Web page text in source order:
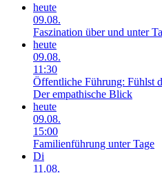
heute
09.08.
Faszination über und unter
heute
09.08.
11:30
Öffentliche Führung: Fühlst
Der empathische Blick
heute
09.08.
15:00
Familienführung unter Tage
Di
11.08.